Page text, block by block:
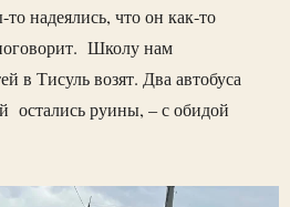
надеялись, что он как-то
Школу нам
в Тисуль возят. Два автобуса
остались руины, – с обидой